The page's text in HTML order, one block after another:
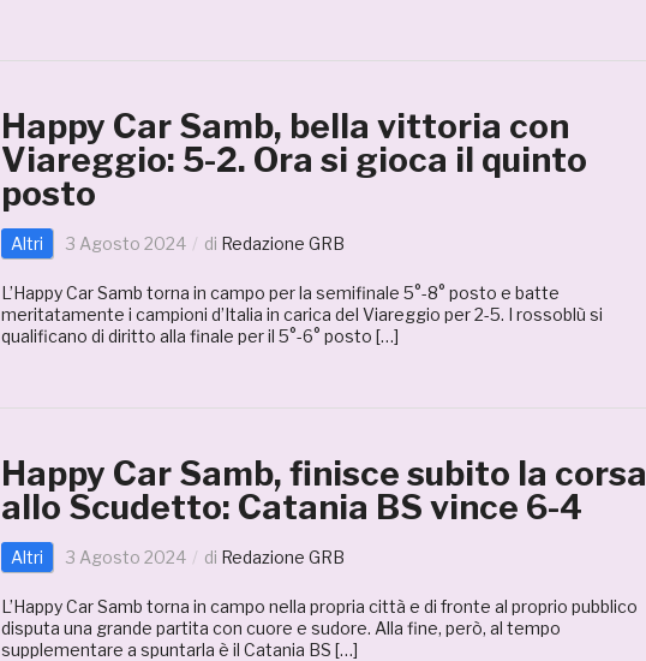
Happy Car Samb, bella vittoria con
Viareggio: 5-2. Ora si gioca il quinto
posto
Altri 3 Agosto 2024 di Redazione GRB
L’Happy Car Samb torna in campo per la semifinale 5°-8° posto e batte
meritatamente i campioni d’Italia in carica del Viareggio per 2-5. I rossoblù si
qualificano di diritto alla finale per il 5°-6° posto […]
Happy Car Samb, finisce subito la corsa
allo Scudetto: Catania BS vince 6-4
Altri 3 Agosto 2024 di Redazione GRB
L’Happy Car Samb torna in campo nella propria città e di fronte al proprio pubblico
disputa una grande partita con cuore e sudore. Alla fine, però, al tempo
supplementare a spuntarla è il Catania BS […]